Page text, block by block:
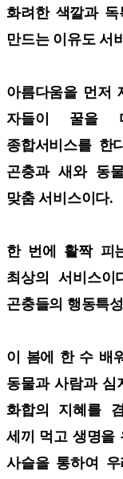
화려한 색깔과
만드는 이유도 서
아름다움을 먼저
자들이 꿀을
종합서비스를 한
곤충과 새와 동
맞춤 서비스이다.
한 번에 활짝 피
최상의 서비스
곤충들의 행동특
이 봄에 한 수 배
동물과 사람과 심
화합의 지혜를
세끼 먹고 생명을
사슬을 통하여